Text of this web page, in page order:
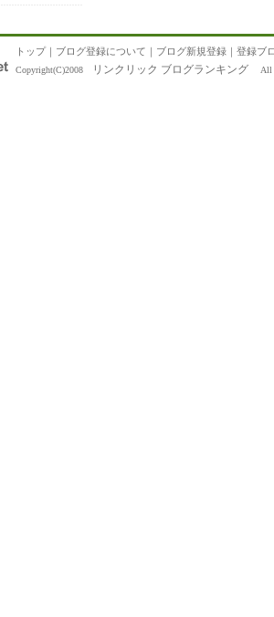
トップ｜ ブログ登録について ｜ ブログ新規登録 ｜ 登録ブ
Copyright(C)2008 リンクリック ブログランキング All